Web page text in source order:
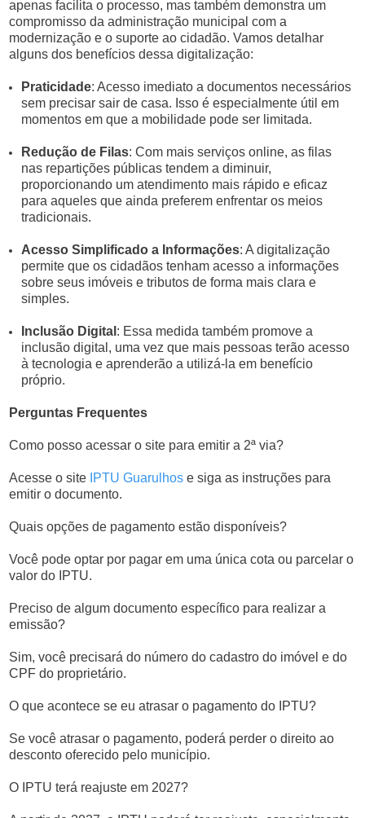
apenas facilita o processo, mas também demonstra um
compromisso da administração municipal com a
modernização e o suporte ao cidadão. Vamos detalhar
alguns dos benefícios dessa digitalização:
Praticidade: Acesso imediato a documentos necessários
sem precisar sair de casa. Isso é especialmente útil em
momentos em que a mobilidade pode ser limitada.
Redução de Filas: Com mais serviços online, as filas
nas repartições públicas tendem a diminuir,
proporcionando um atendimento mais rápido e eficaz
para aqueles que ainda preferem enfrentar os meios
tradicionais.
Acesso Simplificado a Informações: A digitalização
permite que os cidadãos tenham acesso a informações
sobre seus imóveis e tributos de forma mais clara e
simples.
Inclusão Digital : Essa medida também promove a
inclusão digital, uma vez que mais pessoas terão acesso
à tecnologia e aprenderão a utilizá-la em benefício
próprio.
Perguntas Frequentes
Como posso acessar o site para emitir a 2ª via?
Acesse o site IPTU Guarulhos e siga as instruções para
emitir o documento.
Quais opções de pagamento estão disponíveis?
Você pode optar por pagar em uma única cota ou parcelar o
valor do IPTU.
Preciso de algum documento específico para realizar a
emissão?
Sim, você precisará do número do cadastro do imóvel e do
CPF do proprietário.
O que acontece se eu atrasar o pagamento do IPTU?
Se você atrasar o pagamento, poderá perder o direito ao
desconto oferecido pelo município.
O IPTU terá reajuste em 2027?